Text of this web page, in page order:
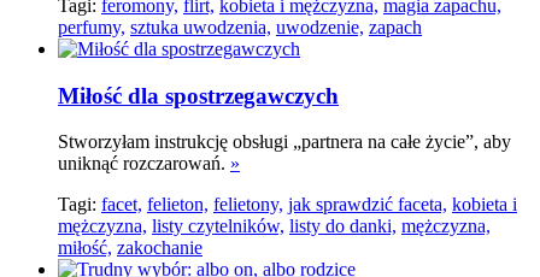
Tagi: feromony, flirt, kobieta i mężczyzna, magia zapachu,
perfumy, sztuka uwodzenia, uwodzenie, zapach
Miłość dla spostrzegawczych
Stworzyłam instrukcję obsługi „partnera na całe życie”, aby
uniknąć rozczarowań. »
Tagi: facet, felieton, felietony, jak sprawdzić faceta, kobieta i
mężczyzna, listy czytelników, listy do danki, mężczyzna,
miłość, zakochanie